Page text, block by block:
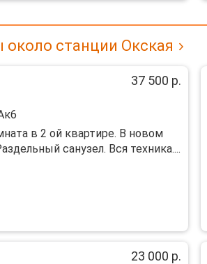
станции Окская
37 500 р.
в 2 ой квартире. В новом
санузел. Вся техника....
23 000 р.